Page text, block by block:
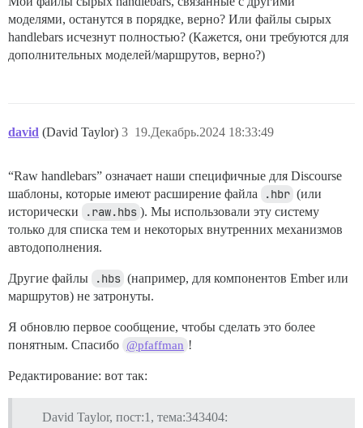
моделями, останутся в порядке, верно? Или файлы сырых
handlebars исчезнут полностью? (Кажется, они требуются для
дополнительных моделей/маршрутов, верно?)
david (David Taylor) 19.Декабрь.2024 18:33:49
3
“Raw handlebars” означает наши специфичные для Discourse
шаблоны, которые имеют расширение файла
.hbr (или
исторически
.raw.hbs ). Мы использовали эту систему
только для списка тем и некоторых внутренних механизмов
автодополнения.
Другие файлы .hbs (например, для компонентов Ember или
маршрутов) не затронуты.
Я обновлю первое сообщение, чтобы сделать это более
понятным. Спасибо @pfaffman !
Редактирование: вот так:
David Taylor, пост:1, тема:343404: